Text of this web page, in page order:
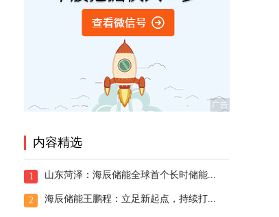
内容精选
1 山东菏泽：海辰储能全球首个长时储能...
2 海辰储能王鹏程：立足新起点，持续打...